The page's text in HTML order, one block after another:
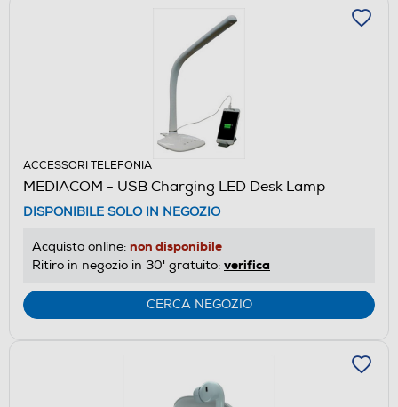
ACCESSORI TELEFONIA
MEDIACOM - USB Charging LED Desk Lamp
DISPONIBILE SOLO IN NEGOZIO
Acquisto online: non disponibile
Ritiro in negozio in 30' gratuito: verifica
CERCA NEGOZIO